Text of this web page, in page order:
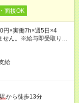
面接OK
×実働7h×週5日×4
せん。※給与即受取りサ
給
から徒歩13分